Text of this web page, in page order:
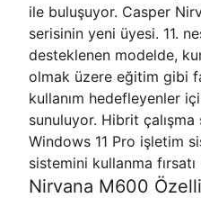
ile buluşuyor. Casper
serisinin yeni üyesi. 11.
desteklenen modelde,
olmak üzere eğitim gibi
kullanım hedefleyenler
sunuluyor. Hibrit
Windows 11 Pro işletim
sistemini kullanma fırsatı
Nirvana M600